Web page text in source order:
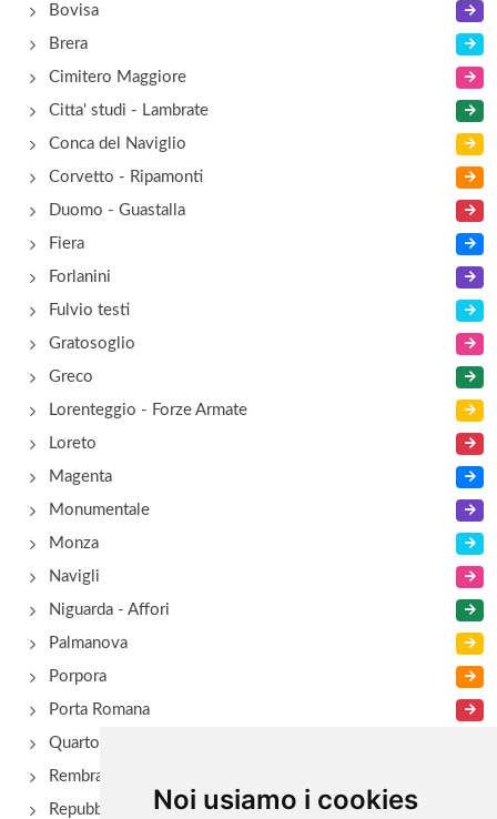
Noi usiamo i cookies
Bovisa
Brera
Cimitero Maggiore
Citta' studi - Lambrate
Conca del Naviglio
Corvetto - Ripamonti
Duomo - Guastalla
Fiera
Forlanini
Fulvio testi
Gratosoglio
Greco
Lorenteggio - Forze Armate
Loreto
Magenta
Monumentale
Monza
Navigli
Niguarda - Affori
Palmanova
Porpora
Porta Romana
Quarto Oggiaro
Rembrant
Repubblica